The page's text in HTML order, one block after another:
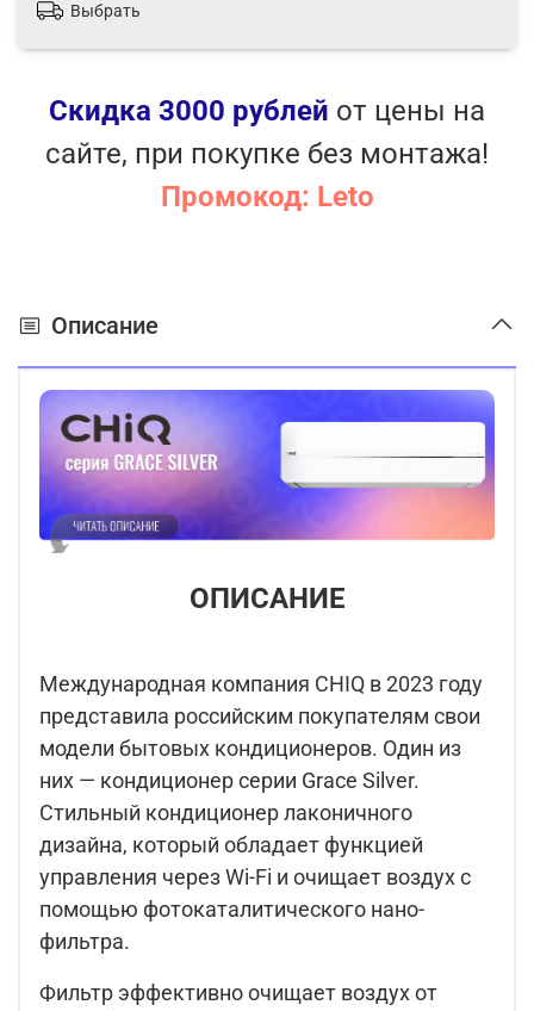
Выбрать
Скидка 3000 рублей от цены на
сайте, при покупке без монтажа!
Промокод: Leto
Описание
ОПИСАНИЕ
Международная компания CHIQ в 2023 году
представила российским покупателям свои
модели бытовых кондиционеров. Один из
них — кондиционер серии Grace Silver.
Стильный кондиционер лаконичного
дизайна, который обладает функцией
управления через Wi-Fi и очищает воздух с
помощью фотокаталитического нано-
фильтра.
Фильтр эффективно очищает воздух от